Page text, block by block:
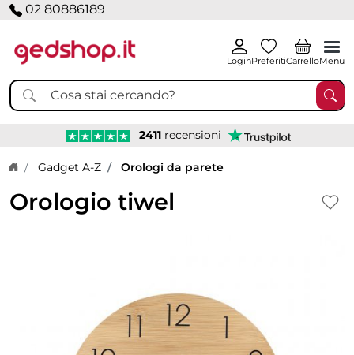
02 80886189
LoginPreferitiCarrelloMenu
2411 recensioni
Home page
Gadget A-Z Orologi da parete
Orologio tiwel